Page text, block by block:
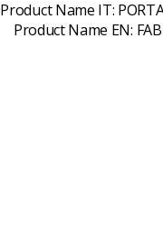
Product Name IT:
Product Name EN: